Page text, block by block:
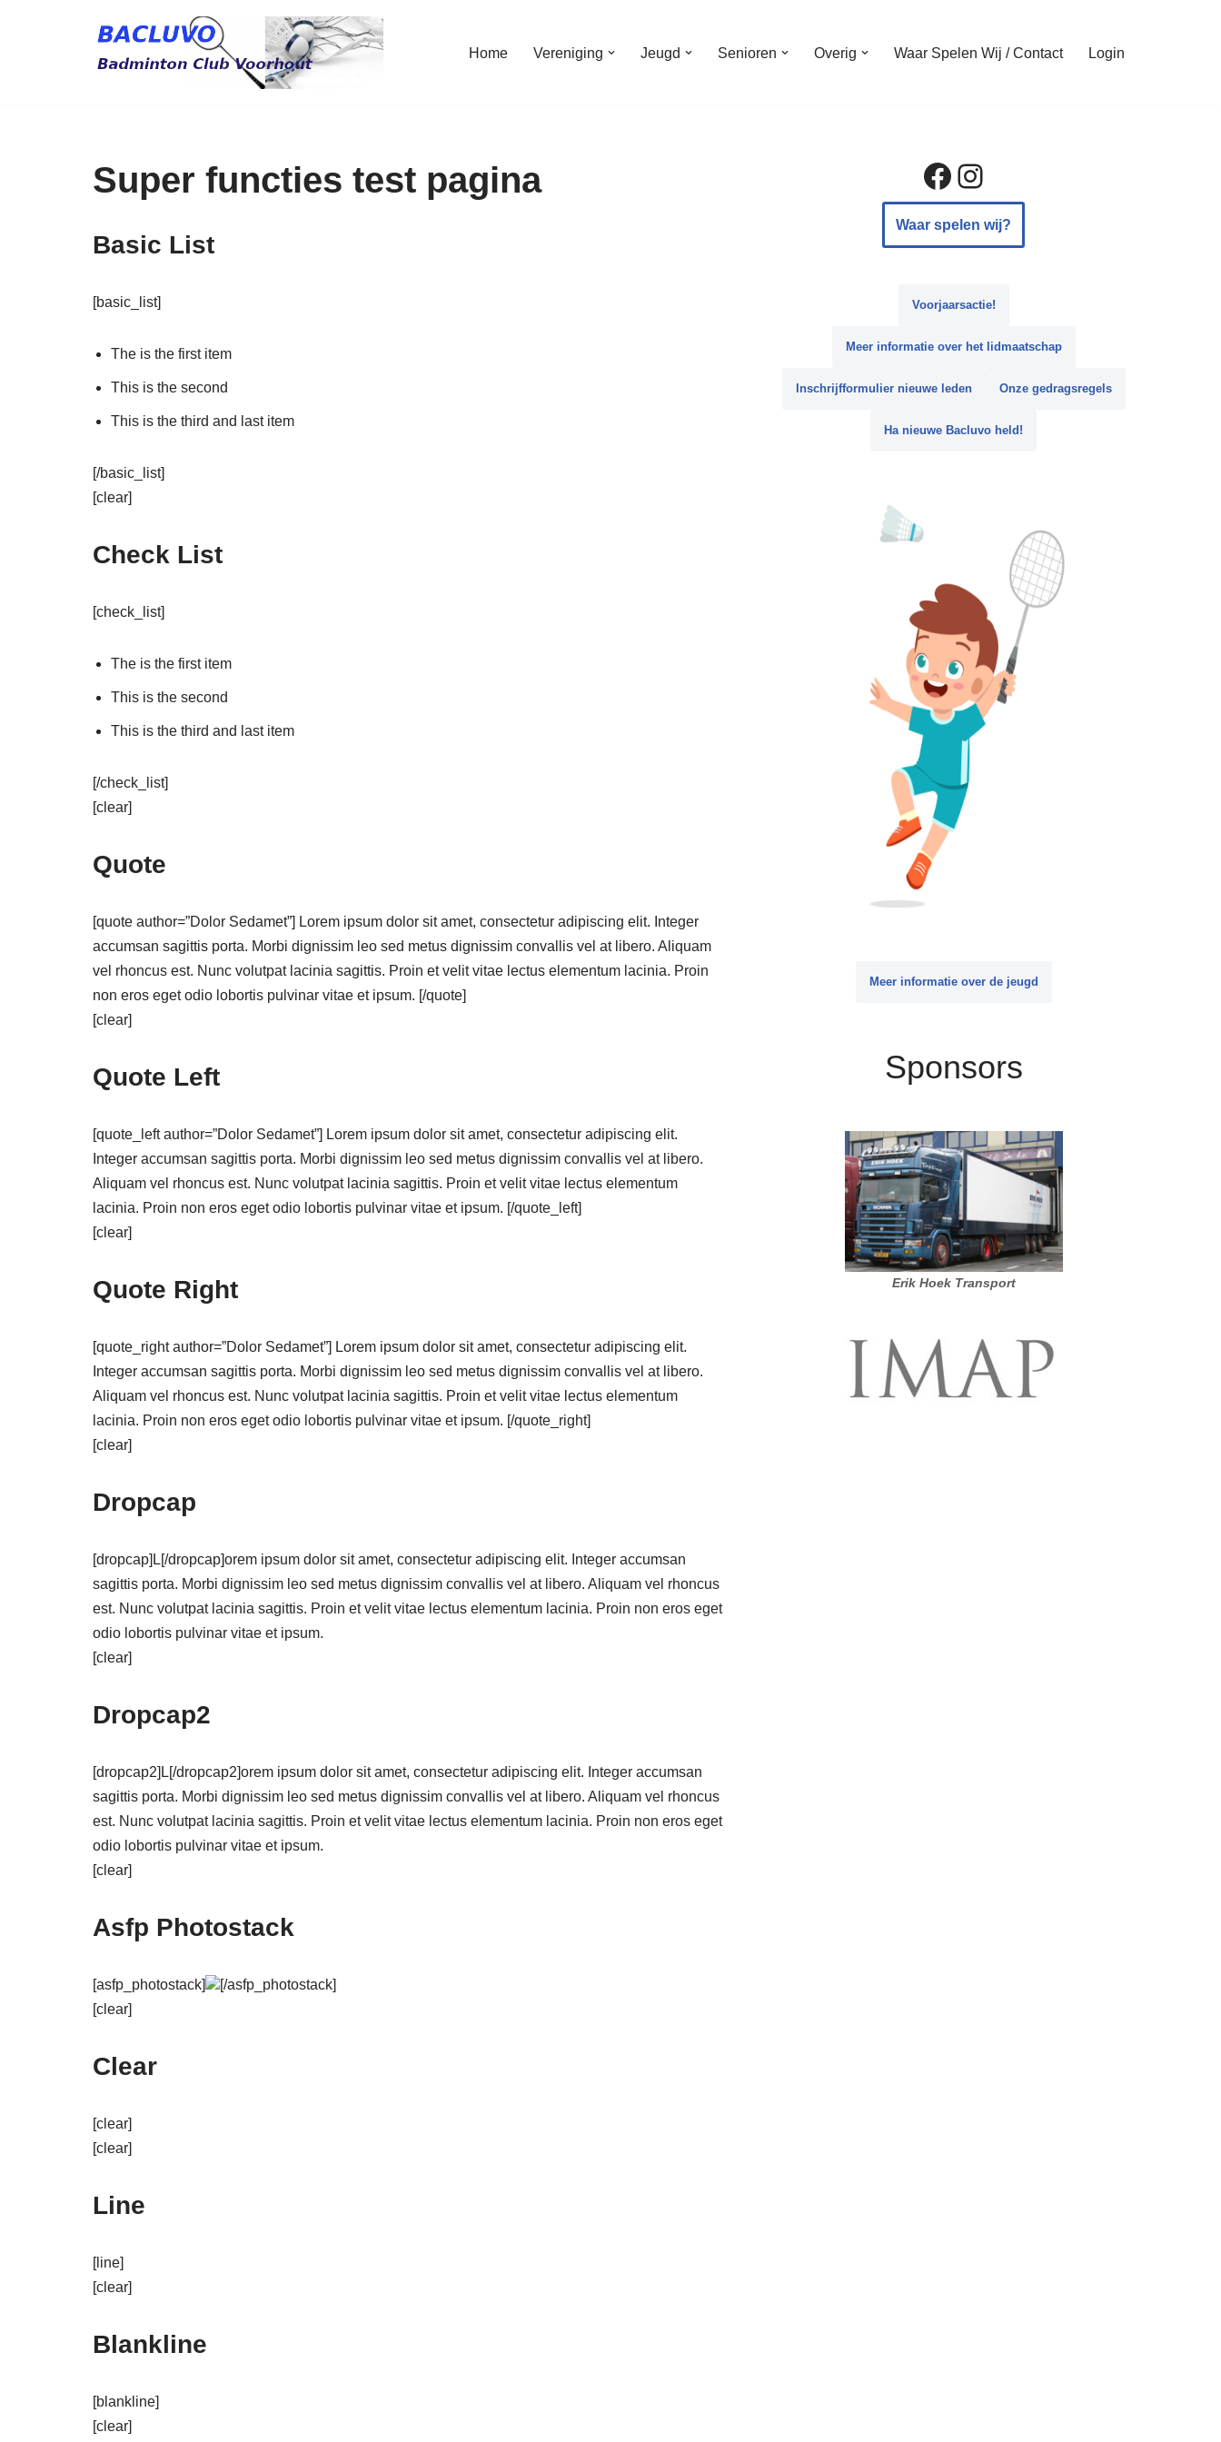
Home Vereniging Jeugd Senioren Overig Waar Spelen Wij / Contact Login
Super functies test pagina
Basic List
[basic_list]
The is the first item
This is the second
This is the third and last item
[/basic_list]
[clear]
Check List
[check_list]
The is the first item
This is the second
This is the third and last item
[/check_list]
[clear]
Quote
[quote author=”Dolor Sedamet”] Lorem ipsum dolor sit amet, consectetur adipiscing elit. Integer
accumsan sagittis porta. Morbi dignissim leo sed metus dignissim convallis vel at libero. Aliquam
vel rhoncus est. Nunc volutpat lacinia sagittis. Proin et velit vitae lectus elementum lacinia. Proin
non eros eget odio lobortis pulvinar vitae et ipsum. [/quote]
[clear]
Quote Left
[quote_left author=”Dolor Sedamet”] Lorem ipsum dolor sit amet, consectetur adipiscing elit.
Integer accumsan sagittis porta. Morbi dignissim leo sed metus dignissim convallis vel at libero.
Aliquam vel rhoncus est. Nunc volutpat lacinia sagittis. Proin et velit vitae lectus elementum
lacinia. Proin non eros eget odio lobortis pulvinar vitae et ipsum. [/quote_left]
[clear]
Quote Right
[quote_right author=”Dolor Sedamet”] Lorem ipsum dolor sit amet, consectetur adipiscing elit.
Integer accumsan sagittis porta. Morbi dignissim leo sed metus dignissim convallis vel at libero.
Aliquam vel rhoncus est. Nunc volutpat lacinia sagittis. Proin et velit vitae lectus elementum
lacinia. Proin non eros eget odio lobortis pulvinar vitae et ipsum. [/quote_right]
[clear]
Dropcap
[dropcap]L[/dropcap]orem ipsum dolor sit amet, consectetur adipiscing elit. Integer accumsan
sagittis porta. Morbi dignissim leo sed metus dignissim convallis vel at libero. Aliquam vel rhoncus
est. Nunc volutpat lacinia sagittis. Proin et velit vitae lectus elementum lacinia. Proin non eros eget
odio lobortis pulvinar vitae et ipsum.
[clear]
Dropcap2
[dropcap2]L[/dropcap2]orem ipsum dolor sit amet, consectetur adipiscing elit. Integer accumsan
sagittis porta. Morbi dignissim leo sed metus dignissim convallis vel at libero. Aliquam vel rhoncus
est. Nunc volutpat lacinia sagittis. Proin et velit vitae lectus elementum lacinia. Proin non eros eget
odio lobortis pulvinar vitae et ipsum.
[clear]
Asfp Photostack
[asfp_photostack]
[/asfp_photostack]
[clear]
Clear
[clear]
[clear]
Line
[line]
[clear]
Blankline
[blankline]
[clear]
Waar spelen wij?
Voorjaarsactie!
Meer informatie over het lidmaatschap
Inschrijfformulier nieuwe leden Onze gedragsregels
Ha nieuwe Bacluvo held!
Meer informatie over de jeugd
Sponsors
Erik Hoek Transport